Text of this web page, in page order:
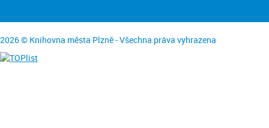
2026 © Knihovna města Plzně - Všechna práva vyhrazena